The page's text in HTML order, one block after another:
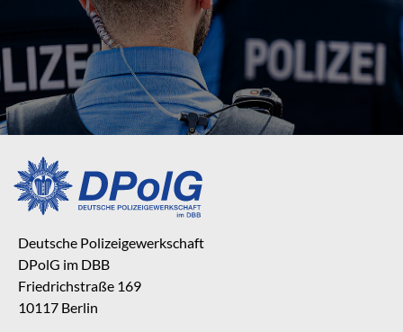
Deutsche Polizeigewerkschaft
DPolG im DBB
Friedrichstraße 169
10117 Berlin